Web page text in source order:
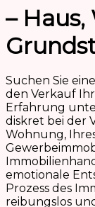
–
Suchen Sie
den Verkauf
Erfahrung
diskret bei der
Wohnung,
emotionale
Prozess des
reibungslos